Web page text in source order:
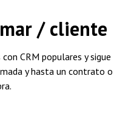
/ cliente
CRM populares y sigue
y hasta un contrato o